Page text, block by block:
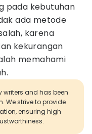
pada kebutuhan
ada metode
karena
kekurangan
memahami
writers and has been
We strive to provide
ensuring high